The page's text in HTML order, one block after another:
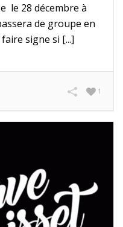
le 28 décembre à
de groupe en
signe si [...]
1